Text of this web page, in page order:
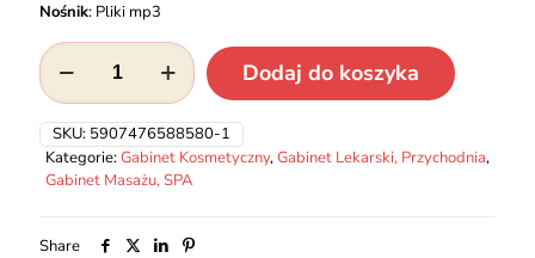
Nośnik: Pliki mp3
ilość
Modlitwa
Anioła
Dodaj do koszyka
SKU: 5907476588580-1
Kategorie:Gabinet Kosmetyczny,Gabinet Lekarski, Przychodnia,
Gabinet Masażu, SPA
Share